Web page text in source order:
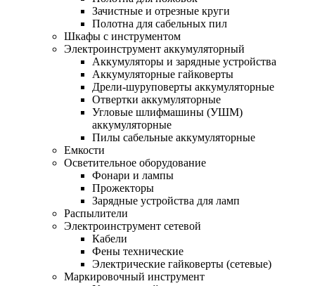
Зачистные и отрезные круги
Полотна для сабельных пил
Шкафы с инструментом
Электроинструмент аккумуляторный
Аккумуляторы и зарядные устройства
Аккумуляторные гайковерты
Дрели-шуруповерты аккумуляторные
Отвертки аккумуляторные
Угловые шлифмашины (УШМ)
аккумуляторные
Пилы сабельные аккумуляторные
Емкости
Осветительное оборудование
Фонари и лампы
Прожекторы
Зарядные устройства для ламп
Распылители
Электроинструмент сетевой
Кабели
Фены технические
Электрические гайковерты (сетевые)
Маркировочный инструмент